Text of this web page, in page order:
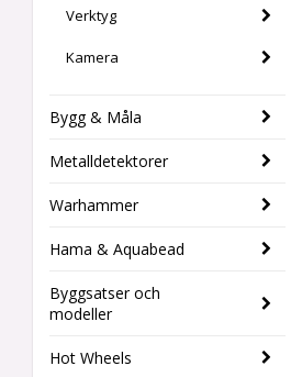
Verktyg
Kamera
Bygg & Måla
Metalldetektorer
Warhammer
Hama & Aquabead
Byggsatser och
modeller
Hot Wheels